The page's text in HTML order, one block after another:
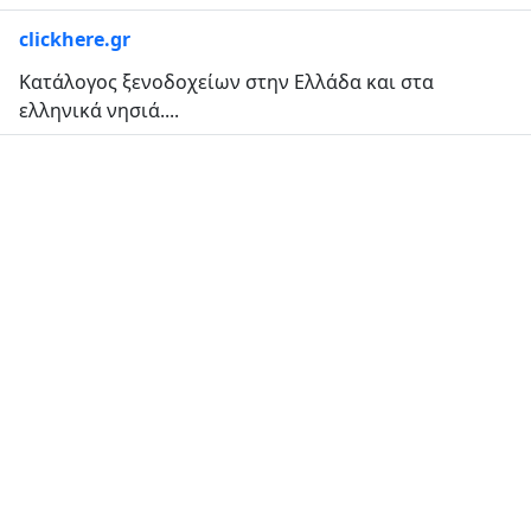
clickhere.gr
Κατάλογος ξενοδοχείων στην Ελλάδα και στα
ελληνικά νησιά....